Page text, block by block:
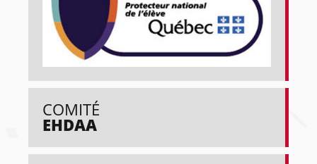
COMITÉ
EHDAA